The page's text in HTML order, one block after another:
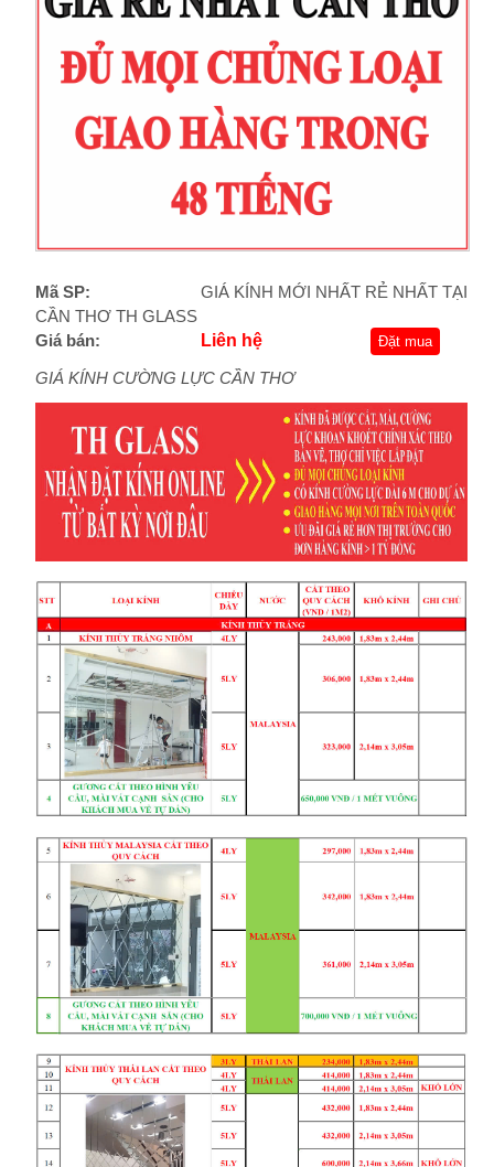
Mã SP:
GIÁ KÍNH MỚI NHẤT RẺ NHẤT TẠI
CẦN THƠ TH GLASS
Giá bán:
Liên hệ Đặt mua
GIÁ KÍNH CƯỜNG LỰC CẦN THƠ